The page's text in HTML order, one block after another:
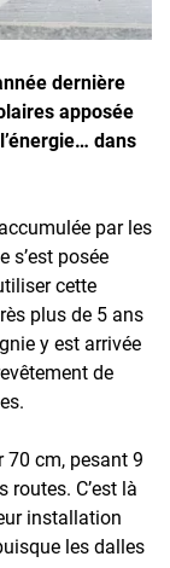
dernière
apposée
dans
par les
s’est posée
cette
plus de 5 ans
y est arrivée
de
70 cm, pesant 9
routes. C’est là
installation
les dalles